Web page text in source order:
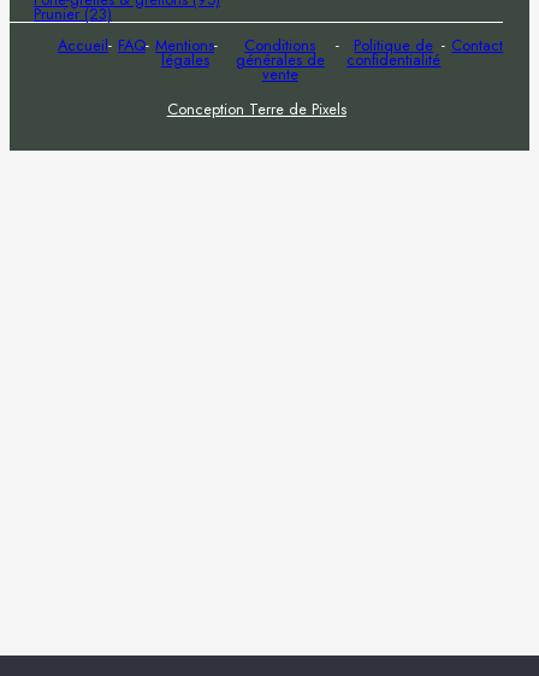
Prunier (23)
Accueil FAQ Mentions
légales
Conditions
générales de
vente
Politique de
confidentialité
Contact
Conception Terre de Pixels